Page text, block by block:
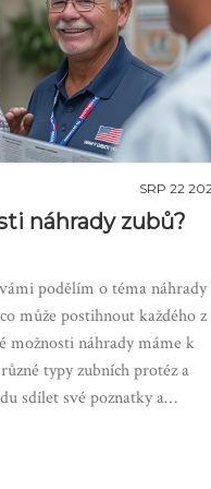
SRP 22
náhrady zubů?
podělím o téma náhrady
může postihnout každého z
možnosti náhrady máme k
typy zubních protéz a
sdílet své poznatky a